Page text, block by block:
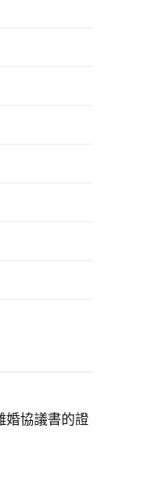
婚協議書的證